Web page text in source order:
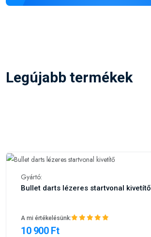
Legújabb termékek
Gyártó:
Bullet darts lézeres startvonal kivetítő
A mi értékelésünk:
10 900 Ft